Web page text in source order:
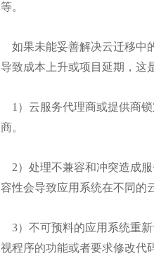
等。
如果未能妥善解决云迁移中
导致成本上升或项目延期，这
1）云服务代理商或提供商
商。
2）处理不兼容和冲突造成
容性会导致应用系统在不同的
3）不可预料的应用系统重
视程序的功能或者要求修改代